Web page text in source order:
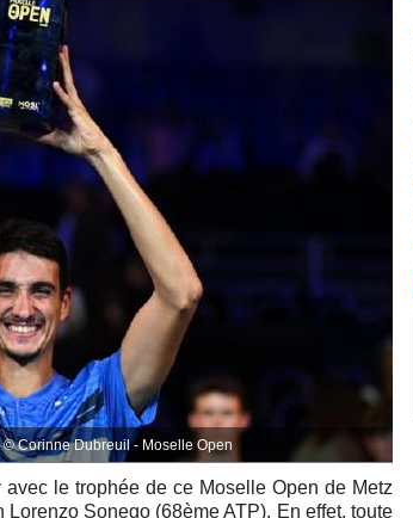
Corinne Dubreuil - Moselle Open
le trophée de ce Moselle Open de Metz
Lorenzo Sonego (68ème ATP). En effet, toute